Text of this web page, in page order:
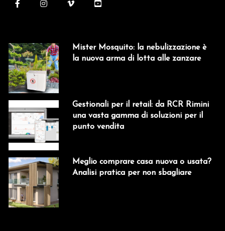
Mister Mosquito: la nebulizzazione è
la nuova arma di lotta alle zanzare
Gestionali per il retail: da RCR Rimini
una vasta gamma di soluzioni per il
punto vendita
Meglio comprare casa nuova o usata?
Analisi pratica per non sbagliare